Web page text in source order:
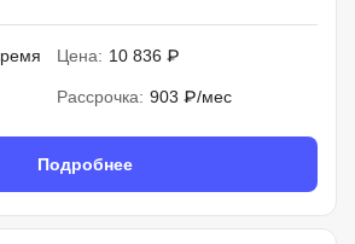
Цена: 10 836 ₽
Рассрочка: 903 ₽/мес
Подробнее